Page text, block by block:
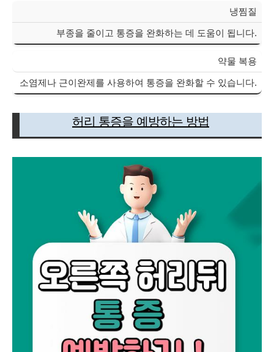
냉찜질
부종을 줄이고 통증을 완화하는 데 도움이 됩니다.
약물 복용
소염제나 근이완제를 사용하여 통증을 완화할 수 있습니다.
허리 통증을 예방하는 방법